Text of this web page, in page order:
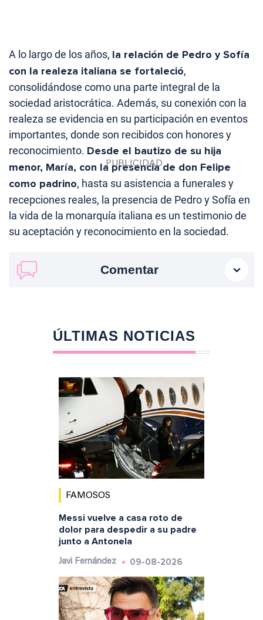
A lo largo de los años, la relación de Pedro y Sofía
con la realeza italiana se fortaleció,
consolidándose como una parte integral de la
sociedad aristocrática. Además, su conexión con la
realeza se evidencia en su participación en eventos
importantes, donde son recibidos con honores y
reconocimiento. Desde el bautizo de su hija
menor, María, con la presencia de don Felipe
como padrino, hasta su asistencia a funerales y
recepciones reales, la presencia de Pedro y Sofía en
la vida de la monarquía italiana es un testimonio de
su aceptación y reconocimiento en la sociedad.
Comentar
ÚLTIMAS NOTICIAS
FAMOSOS
Messi vuelve a casa roto de
dolor para despedir a su padre
junto a Antonela
Javi Fernández 09-08-2026